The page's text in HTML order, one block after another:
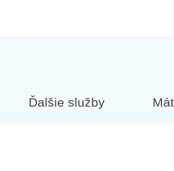
Ďalšie služby